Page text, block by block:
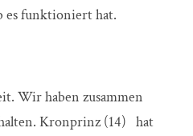
es funktioniert hat.
Wir haben zusammen
Kronprinz (14) hat